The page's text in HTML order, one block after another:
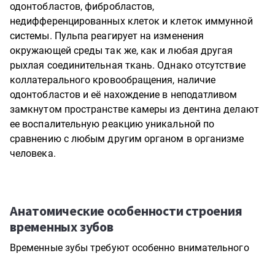
одонтобластов, фибробластов,
недифференцированных клеток и клеток иммунной
системы. Пульпа реагирует на изменения
окружающей среды так же, как и любая другая
рыхлая соединительная ткань. Однако отсутствие
коллатерального кровообращения, наличие
одонтобластов и её нахождение в неподатливом
замкнутом пространстве камеры из дентина делают
ее воспалительную реакцию уникальной по
сравнению с любым другим органом в организме
человека.
Анатомические особенности строения
временных зубов
Временные зубы требуют особенно внимательного